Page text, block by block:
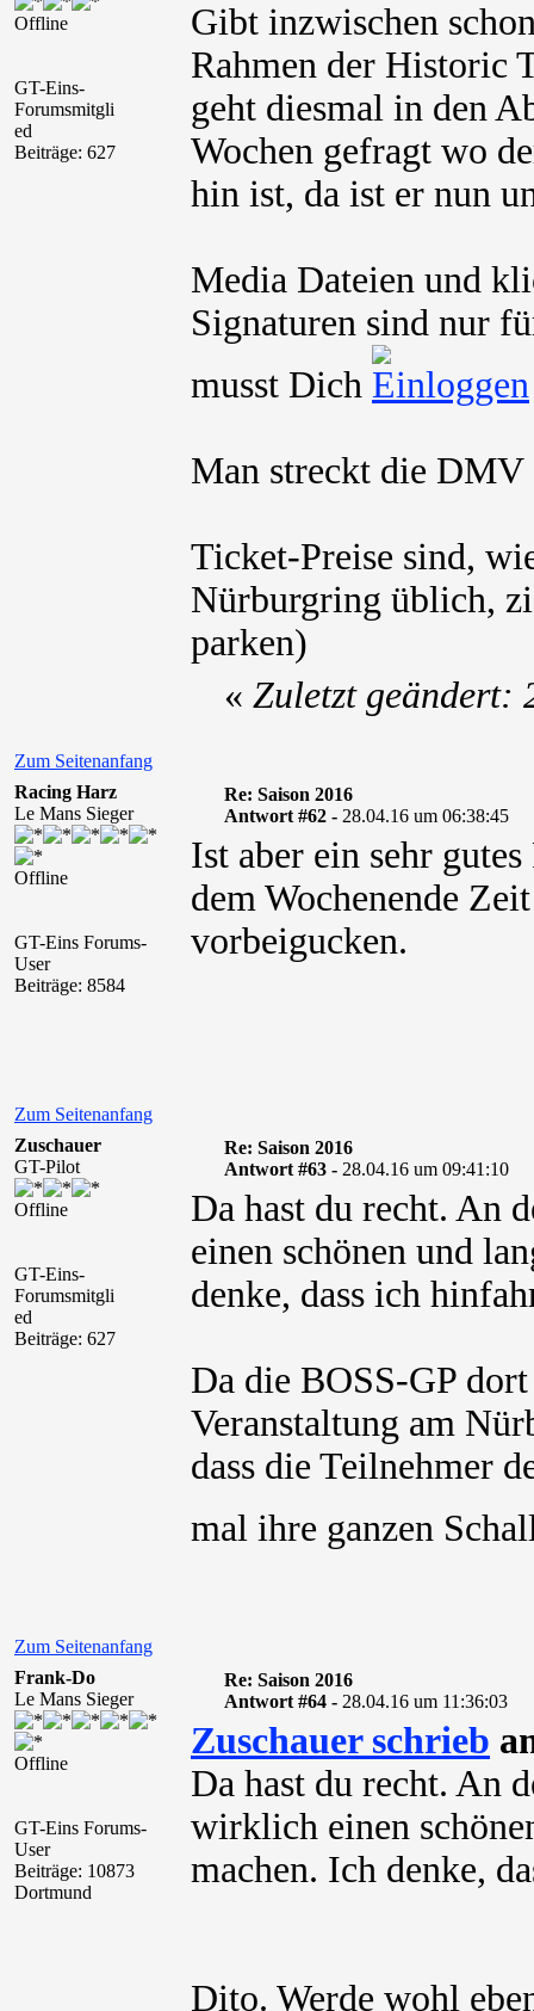
Offline
GT-Eins-
Forumsmitgli
ed
Beiträge: 627
Gibt inzwischen
Rahmen der Historic
geht diesmal in den
Wochen gefragt wo
hin ist, da ist er nun
Media Dateien und
Signaturen sind nur
musst Dich
Man streckt die DMV
Ticket-Preise sind,
Nürburgring üblich,
parken)
Zum Seitenanfang
« Zuletzt geändert:
Racing Harz
Le Mans Sieger
Offline
GT-Eins Forums-
User
Beiträge: 8584
Re: Saison 2016
Antwort #62 - 28.04.16 um 06:38:45
Ist aber ein sehr
dem Wochenende
vorbeigucken.
Zum Seitenanfang
Zuschauer
GT-Pilot
Offline
GT-Eins-
Forumsmitgli
ed
Beiträge: 627
Re: Saison 2016
Antwort #63 - 28.04.16 um 09:41:10
Da hast du recht. An
einen schönen und
denke, dass ich
Da die BOSS-GP
Veranstaltung am
dass die Teilnehmer
mal ihre ganzen
Zum Seitenanfang
Frank-Do
Le Mans Sieger
Offline
GT-Eins Forums-
User
Beiträge: 10873
Dortmund
Re: Saison 2016
Antwort #64 - 28.04.16 um 11:36:03
Zuschauer schrieb
Da hast du recht. An
wirklich einen
machen. Ich denke,
Dito. Werde wohl